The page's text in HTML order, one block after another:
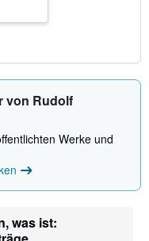
von Rudolf
Werke und
was ist: